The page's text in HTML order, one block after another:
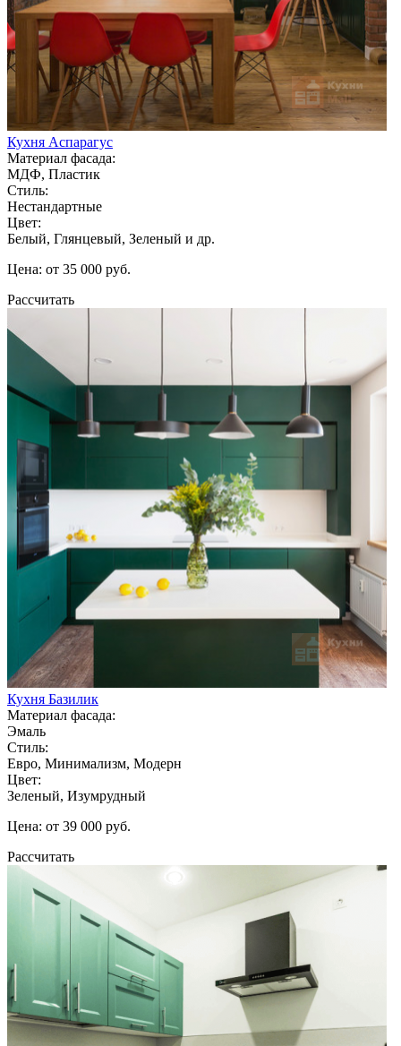
Кухня Аспарагус
Материал фасада:
МДФ, Пластик
Стиль:
Нестандартные
Цвет:
Белый, Глянцевый, Зеленый и др.
Цена: от 35 000 руб.
Рассчитать
Кухня Базилик
Материал фасада:
Эмаль
Стиль:
Евро, Минимализм, Модерн
Цвет:
Зеленый, Изумрудный
Цена: от 39 000 руб.
Рассчитать